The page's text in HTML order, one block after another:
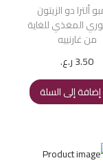
ألترا دو الزيتون
المغذي للغاية
من غارنييه
3.50ر.ع.
إضافة إلى السلة